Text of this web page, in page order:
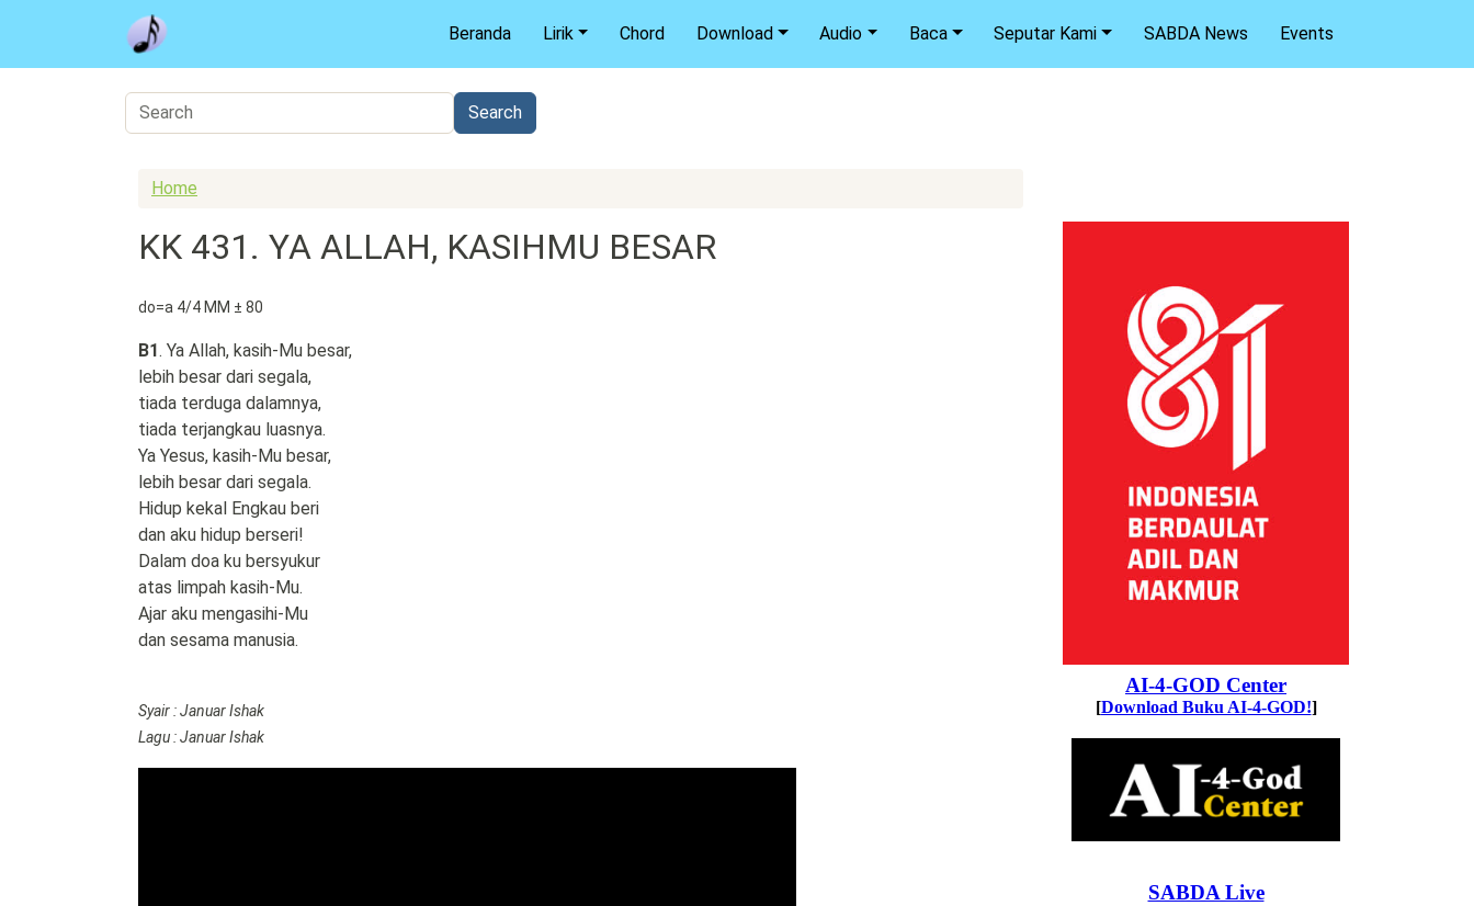
Skip to main content
Beranda
Lirik Chord Download Audio Baca Seputar Kami SABDA News Events
Home
KK 431. YA ALLAH, KASIHMU BESAR
do=a 4/4 MM ± 80
B1. Ya Allah, kasih-Mu besar,
lebih besar dari segala,
tiada terduga dalamnya,
tiada terjangkau luasnya.
Ya Yesus, kasih-Mu besar,
lebih besar dari segala.
Hidup kekal Engkau beri
dan aku hidup berseri!
Dalam doa ku bersyukur
atas limpah kasih-Mu.
Ajar aku mengasihi-Mu
dan sesama manusia.
Syair : Januar Ishak
Lagu : Januar Ishak